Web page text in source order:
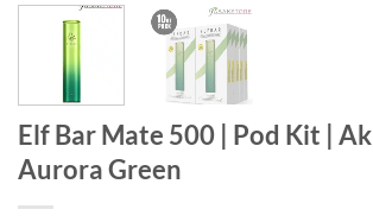
Elf Bar Mate 500 | Pod Kit |
Aurora Green